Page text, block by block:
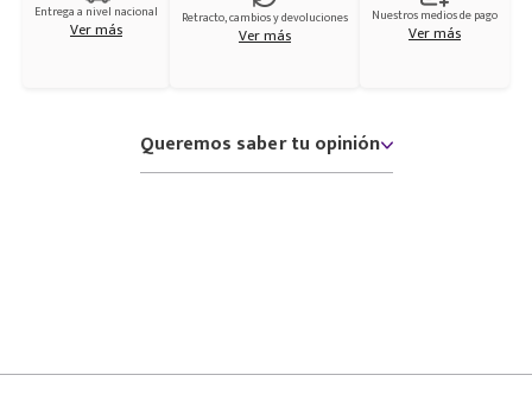
Entrega a nivel nacional
Ver más Retracto, cambios y devoluciones
Ver más
Nuestros medios de pago
Ver más
Queremos saber tu opinión